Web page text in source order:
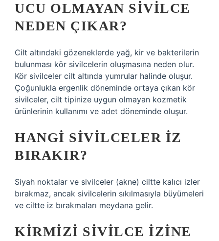
UCU OLMAYAN SIVILCE
NEDEN ÇIKAR?
Cilt altındaki gözeneklerde yağ, kir ve bakterilerin
bulunması kör sivilcelerin oluşmasına neden olur.
Kör sivilceler cilt altında yumrular halinde oluşur.
Çoğunlukla ergenlik döneminde ortaya çıkan kör
sivilceler, cilt tipinize uygun olmayan kozmetik
ürünlerinin kullanımı ve adet döneminde oluşur.
HANGI SIVILCELER IZ
BIRAKIR?
Siyah noktalar ve sivilceler (akne) ciltte kalıcı izler
bırakmaz, ancak sivilcelerin sıkılmasıyla büyümeleri
ve ciltte iz bırakmaları meydana gelir.
KIRMIZI SIVILCE IZINE